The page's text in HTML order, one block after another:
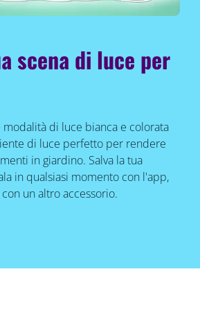
scena di luce per
di luce bianca e colorata
di luce perfetto per rendere
in giardino. Salva la tua
in qualsiasi momento con l'app,
un altro accessorio.